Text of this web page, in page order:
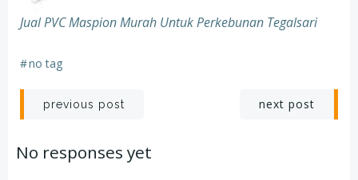
Jual PVC Maspion Murah Untuk Perkebunan Tegalsari
#no tag
Post
navigation
previous post next post
No responses yet